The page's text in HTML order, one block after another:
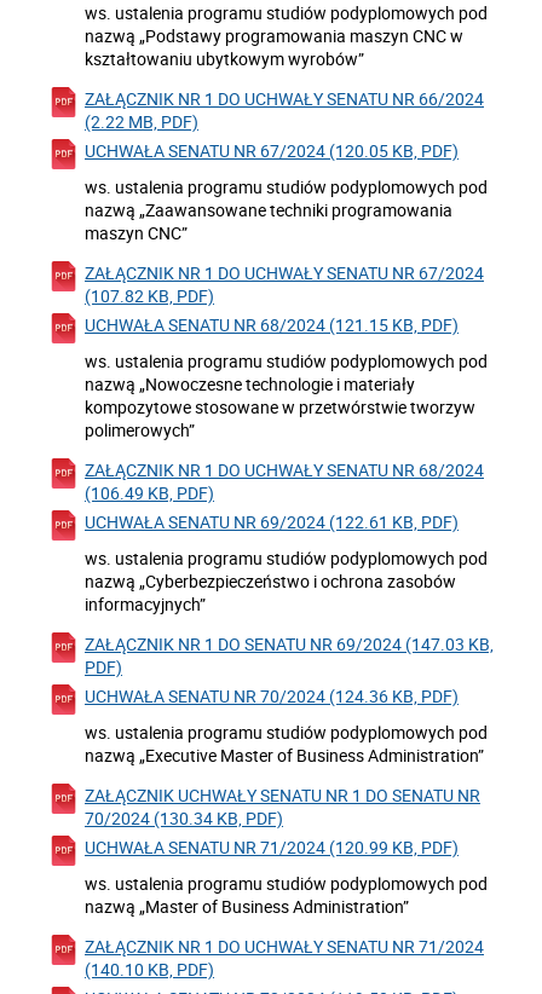
ws. ustalenia programu studiów podyplomowych pod
nazwą „Podstawy programowania maszyn CNC w
kształtowaniu ubytkowym wyrobów”
ZAŁĄCZNIK NR 1 DO UCHWAŁY SENATU NR 66/2024
(2.22 MB, PDF)
UCHWAŁA SENATU NR 67/2024 (120.05 KB, PDF)
ws. ustalenia programu studiów podyplomowych pod
nazwą „Zaawansowane techniki programowania
maszyn CNC”
ZAŁĄCZNIK NR 1 DO UCHWAŁY SENATU NR 67/2024
(107.82 KB, PDF)
UCHWAŁA SENATU NR 68/2024 (121.15 KB, PDF)
ws. ustalenia programu studiów podyplomowych pod
nazwą „Nowoczesne technologie i materiały
kompozytowe stosowane w przetwórstwie tworzyw
polimerowych”
ZAŁĄCZNIK NR 1 DO UCHWAŁY SENATU NR 68/2024
(106.49 KB, PDF)
UCHWAŁA SENATU NR 69/2024 (122.61 KB, PDF)
ws. ustalenia programu studiów podyplomowych pod
nazwą „Cyberbezpieczeństwo i ochrona zasobów
informacyjnych”
ZAŁĄCZNIK NR 1 DO SENATU NR 69/2024 (147.03 KB,
PDF)
UCHWAŁA SENATU NR 70/2024 (124.36 KB, PDF)
ws. ustalenia programu studiów podyplomowych pod
nazwą „Executive Master of Business Administration”
ZAŁĄCZNIK UCHWAŁY SENATU NR 1 DO SENATU NR
70/2024 (130.34 KB, PDF)
UCHWAŁA SENATU NR 71/2024 (120.99 KB, PDF)
ws. ustalenia programu studiów podyplomowych pod
nazwą „Master of Business Administration”
ZAŁĄCZNIK NR 1 DO UCHWAŁY SENATU NR 71/2024
(140.10 KB, PDF)